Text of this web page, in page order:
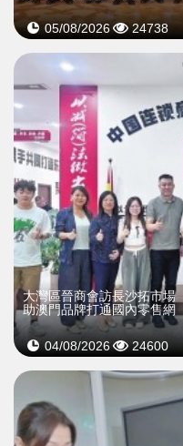
05/08/2026 24738
大灣區晉商會訪長沙拓市場
助澳門品牌打通國內零售網
04/08/2026 24600